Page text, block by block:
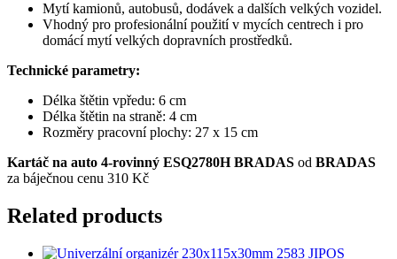
Mytí kamionů, autobusů, dodávek a dalších velkých vozidel.
Vhodný pro profesionální použití v mycích centrech i pro
domácí mytí velkých dopravních prostředků.
Technické parametry:
Délka štětin vpředu: 6 cm
Délka štětin na straně: 4 cm
Rozměry pracovní plochy: 27 x 15 cm
Kartáč na auto 4-rovinný ESQ2780H BRADAS od BRADAS
za báječnou cenu 310 Kč
Related products